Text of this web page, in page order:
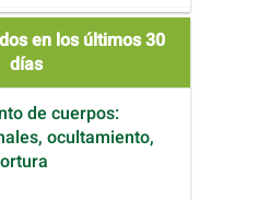
en los últimos 30
días
de cuerpos:
ocultamiento,